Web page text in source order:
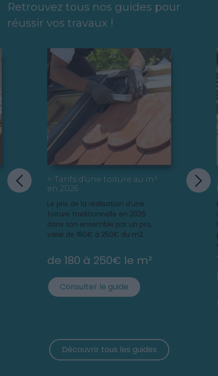
Retrouvez tous nos guides pour
réussir vos travaux !
Vous venez d'acheter une
maison à retaper, ou tout
simplement votre toit donne
quelques signes de fatigue ? Il
mérite certainement une
réfection complète ! Avant de
commencer ces travaux
d'envergure, quelques conseils
utiles aux bricoleurs novices.
Tarifs d'une toiture au m²
en 2026
Le prix de la réalisation d’une
toiture traditionnelle en 2026
dans son ensemble par un pro,
varie de 180€ à 250€ du m2.
de 180 à 250€ le m²
Consulter le guide
Découvrir tous les guides